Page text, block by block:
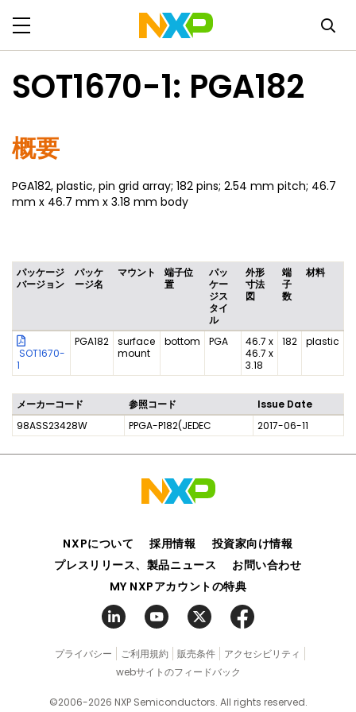
SOT1670-1: PGA182
概要
PGA182, plastic, pin grid array; 182 pins; 2.54 mm pitch; 46.7
mm x 46.7 mm x 3.18 mm body
パッケージ
バージョン
パッケ
ージ名
マウント
端子位
置
パッ
ケー
ジス
タイ
ル
外形
寸法
図
端
子
数
材料
SOT1670-
1
PGA182
surface
mount
bottom PGA
46.7 x
46.7 x
3.18
182 plastic
メーカーコード 参照コード
Issue Date
98ASS23428W
PPGA-P182(JEDEC 2017-06-11
NXPについて 採用情報
投資家向け情報
プレスリリース、製品ニュース
お問い合わせ
MY NXPアカウントの特典
プライバシー ご利用規約 販売条件
アクセシビリティ
webサイトのフィードバック
©2006-2026 NXP Semiconductors. All rights reserved.